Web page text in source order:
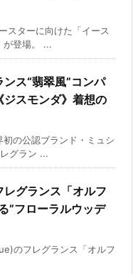
スターに向けた「イース
が登場。 ...
ス“翡翠風”コンパ
スモンダ》着想の
初の公認ブランド・ミュシ
グラン ...
グランス「オルフ
”フローラルウッデ
のフレグランス「オルフ